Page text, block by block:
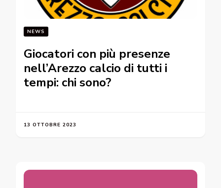
NEWS
Giocatori con più presenze
nell’Arezzo calcio di tutti i
tempi: chi sono?
13 OTTOBRE 2023